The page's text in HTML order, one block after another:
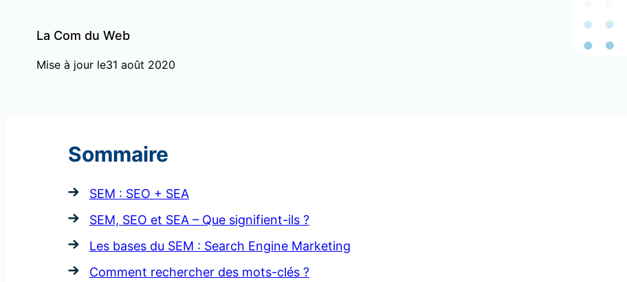
La Com du Web
Mise à jour le31 août 2020
Sommaire
SEM : SEO + SEA
SEM, SEO et SEA – Que signifient-ils ?
Les bases du SEM : Search Engine Marketing
Comment rechercher des mots-clés ?